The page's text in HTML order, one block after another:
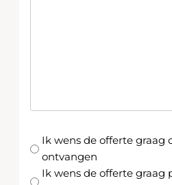
Keuze
Ik wens de offerte graag
ontvangen
Ik wens de offerte graag